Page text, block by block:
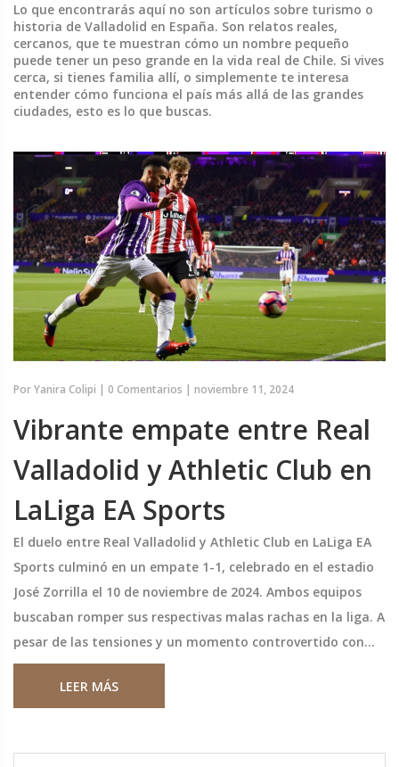
Lo que encontrarás aquí no son artículos sobre turismo o
historia de Valladolid en España. Son relatos reales,
cercanos, que te muestran cómo un nombre pequeño
puede tener un peso grande en la vida real de Chile. Si vives
cerca, si tienes familia allí, o simplemente te interesa
entender cómo funciona el país más allá de las grandes
ciudades, esto es lo que buscas.
PorYanira Colipi | 0 Comentarios | noviembre 11, 2024
Vibrante empate entre Real
Valladolid y Athletic Club en
LaLiga EA Sports
El duelo entre Real Valladolid y Athletic Club en LaLiga EA
Sports culminó en un empate 1-1, celebrado en el estadio
José Zorrilla el 10 de noviembre de 2024. Ambos equipos
buscaban romper sus respectivas malas rachas en la liga. A
pesar de las tensiones y un momento controvertido con
una tarjeta roja que se redujo a amarilla, el partido
finalizó con un gol para cada equipo, dejando a ambos
LEER MÁS